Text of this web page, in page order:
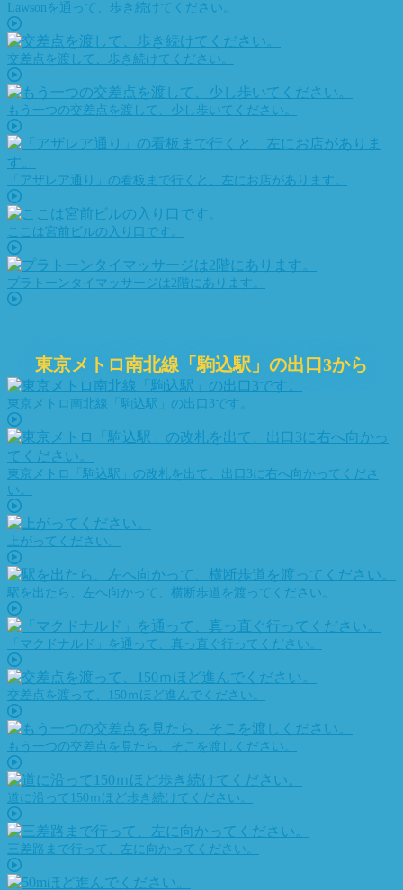
Lawsonを通って、歩き続けてください。
交差点を渡して、歩き続けてください。
もう一つの交差点を渡して、少し歩いてください。
「アザレア通り」の看板まで行くと、左にお店があります。
ここは宮前ビルの入り口です。
プラトーンタイマッサージは2階にあります。
東京メトロ南北線「駒込駅」の出口3から
東京メトロ南北線「駒込駅」の出口3です。
東京メトロ「駒込駅」の改札を出て、出口3に右へ向かってくださ
い。
上がってください。
駅を出たら、左へ向かって、横断歩道を渡ってください。
「マクドナルド」を通って、真っ直ぐ行ってください。
交差点を渡って、150ｍほど進んでください。
もう一つの交差点を見たら、そこを渡しください。
道に沿って150ｍほど歩き続けてください。
三差路まで行って、左に向かってください。